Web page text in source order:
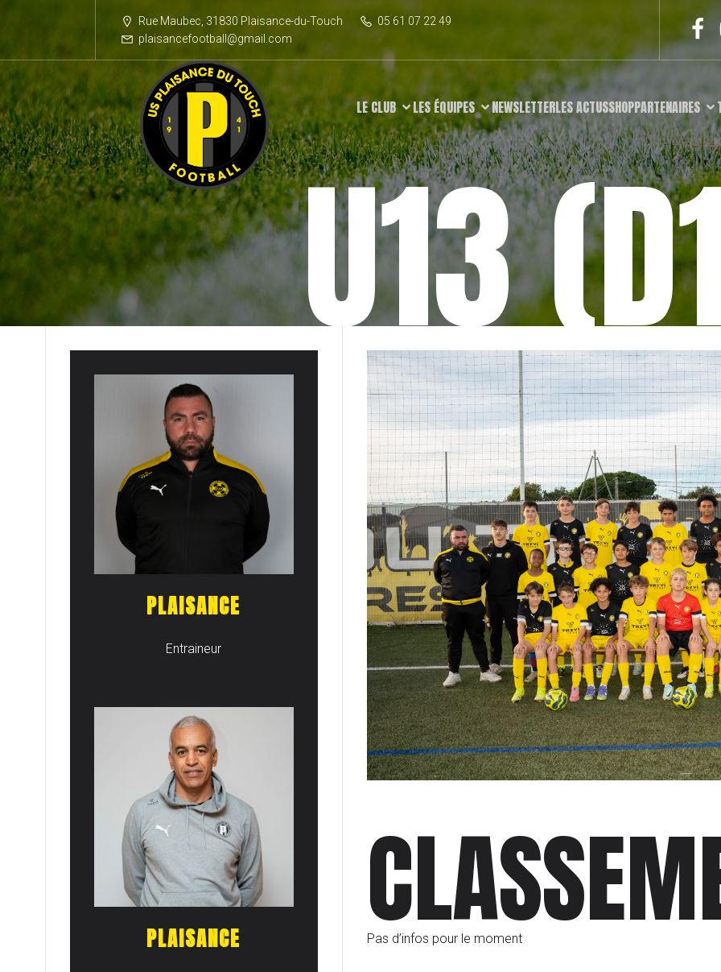
Rue Maubec, 31830 Plaisance-du-Touch
05 61 07 22 49
plaisancefootball@gmail.com
LE CLUB LES ÉQUIPES NEWSLETTERLES ACTUSSHOPPARTENAIRES
U13
PLAISANCE
Entraineur
PLAISANCE Pas d’infos pour le moment